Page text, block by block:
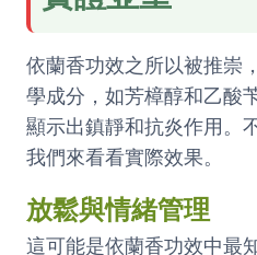
依蘭香功效之所以被推崇
學成分，如芳樟醇和乙酸
顯示出鎮靜和抗炎作用。
我們來看看實際效果。
放鬆與情緒管理
這可能是依蘭香功效中最